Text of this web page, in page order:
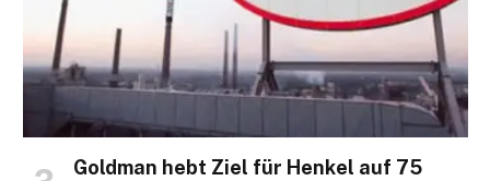
Goldman hebt Ziel für Henkel auf 75